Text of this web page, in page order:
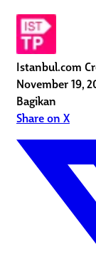
Istanbul.com
November 19,
Bagikan
Share on X